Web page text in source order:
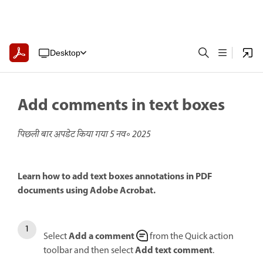
Desktop
Add comments in text boxes
पिछली बार अपडेट किया गया5 नव॰ 2025
Learn how to add text boxes annotations in PDF
documents using Adobe Acrobat.
SelectAdd a comment
from the Quick action
toolbar and then selectAdd text comment.